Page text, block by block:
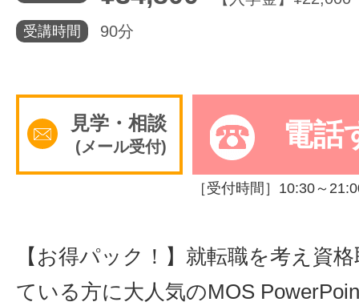
サイトマッ
受講時間 90分
見学・相談
(メール受付) 電話
［受付時間］10:30～
【お得パック！】就転職を考え資
ている方に大人気のMOS